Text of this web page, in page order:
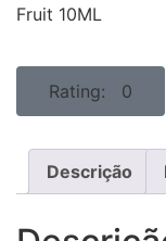
Fruit 10ML
Rating: 0
Descrição